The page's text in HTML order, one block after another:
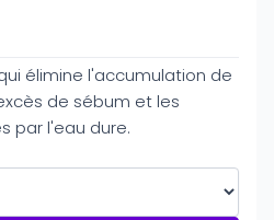
élimine l'accumulation de
de sébum et les
par l'eau dure.